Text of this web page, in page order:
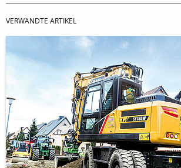
VERWANDTE ARTIKEL